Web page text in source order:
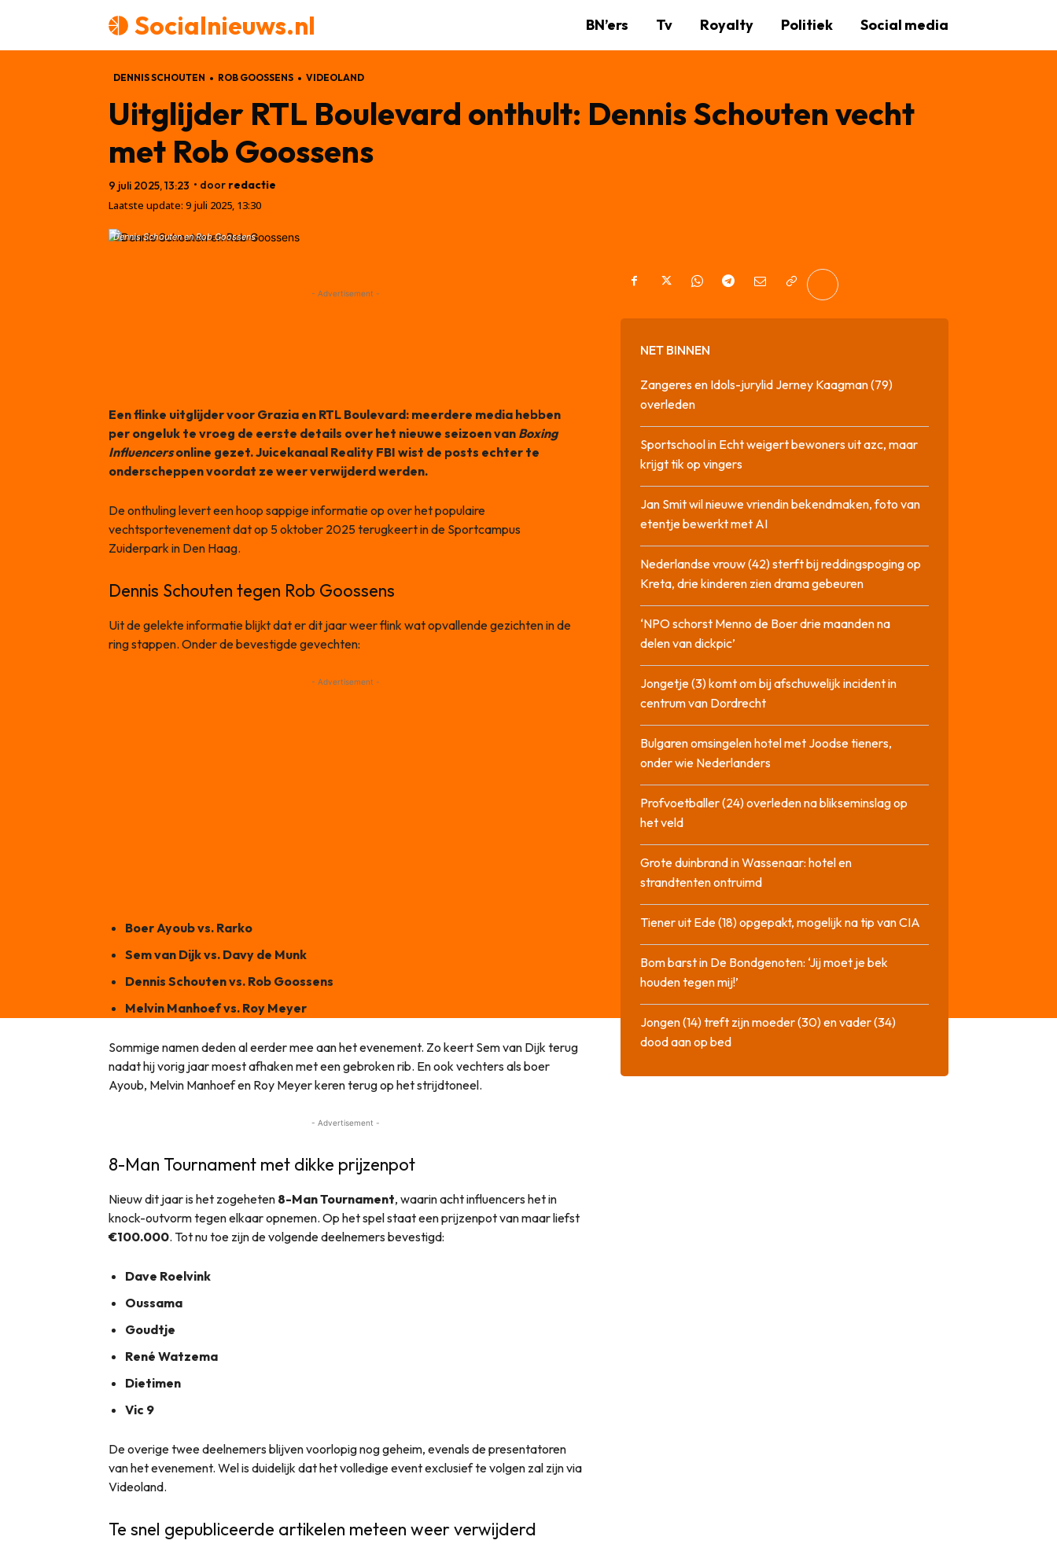
Socialnieuws.nl BN’ers Tv Royalty Politiek Social media
DENNIS SCHOUTEN ROB GOOSSENS VIDEOLAND
Uitglijder RTL Boulevard onthult: Dennis Schouten vecht
met Rob Goossens
9 juli 2025, 13:23 • door redactie
Laatste update: 9 juli 2025, 13:30
Dennis Schouten en Rob Goossens
- Advertisement -
Een flinke uitglijder voor Grazia en RTL Boulevard: meerdere media hebben
per ongeluk te vroeg de eerste details over het nieuwe seizoen van Boxing
Influencersonline gezet. Juicekanaal Reality FBI wist de posts echter te
onderscheppen voordat ze weer verwijderd werden.
De onthuling levert een hoop sappige informatie op over het populaire
vechtsportevenement dat op 5 oktober 2025 terugkeert in de Sportcampus
Zuiderpark in Den Haag.
Dennis Schouten tegen Rob Goossens
Uit de gelekte informatie blijkt dat er dit jaar weer flink wat opvallende gezichten in de
ring stappen. Onder de bevestigde gevechten:
- Advertisement -
Boer Ayoub vs. Rarko
Sem van Dijk vs. Davy de Munk
Dennis Schouten vs. Rob Goossens
Melvin Manhoef vs. Roy Meyer
Sommige namen deden al eerder mee aan het evenement. Zo keert Sem van Dijk terug
nadat hij vorig jaar moest afhaken met een gebroken rib. En ook vechters als boer
Ayoub, Melvin Manhoef en Roy Meyer keren terug op het strijdtoneel.
- Advertisement -
8-Man Tournament met dikke prijzenpot
Nieuw dit jaar is het zogeheten 8-Man Tournament, waarin acht influencers het in
knock-outvorm tegen elkaar opnemen. Op het spel staat een prijzenpot van maar liefst
€100.000. Tot nu toe zijn de volgende deelnemers bevestigd:
Dave Roelvink
Oussama
Goudtje
René Watzema
Dietimen
Vic 9
De overige twee deelnemers blijven voorlopig nog geheim, evenals de presentatoren
van het evenement. Wel is duidelijk dat het volledige event exclusief te volgen zal zijn via
Videoland.
Te snel gepubliceerde artikelen meteen weer verwijderd
NET BINNEN
Zangeres en Idols-jurylid Jerney Kaagman (79)
overleden
Sportschool in Echt weigert bewoners uit azc, maar
krijgt tik op vingers
Jan Smit wil nieuwe vriendin bekendmaken, foto van
etentje bewerkt met AI
Nederlandse vrouw (42) sterft bij reddingspoging op
Kreta, drie kinderen zien drama gebeuren
‘NPO schorst Menno de Boer drie maanden na
delen van dickpic’
Jongetje (3) komt om bij afschuwelijk incident in
centrum van Dordrecht
Bulgaren omsingelen hotel met Joodse tieners,
onder wie Nederlanders
Profvoetballer (24) overleden na blikseminslag op
het veld
Grote duinbrand in Wassenaar: hotel en
strandtenten ontruimd
Tiener uit Ede (18) opgepakt, mogelijk na tip van CIA
Bom barst in De Bondgenoten: ‘Jij moet je bek
houden tegen mij!’
Jongen (14) treft zijn moeder (30) en vader (34)
dood aan op bed